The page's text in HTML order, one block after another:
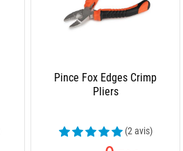
Pince Fox Edges Crimp
Pliers
(2 avis)